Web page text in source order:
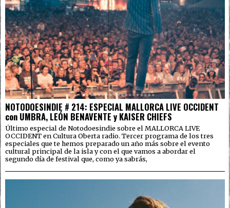
NOTODOESINDIE # 214: ESPECIAL MALLORCA LIVE OCCIDENT
con UMBRA, LEÓN BENAVENTE y KAISER CHIEFS
Último especial de Notodoesindie sobre el MALLORCA LIVE
OCCIDENT en Cultura Oberta radio. Tercer programa de los tres
especiales que te hemos preparado un año más sobre el evento
cultural principal de la isla y con el que vamos a abordar el
segundo día de festival que, como ya sabrás,